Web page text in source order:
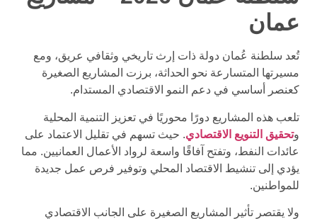
عمان
تُعد سلطنة عُمان دولة ذات إرث تاريخي وثقافي عريق، ومع
مسيرتها المتسارعة نحو الحداثة، برزت المشاريع الصغيرة
كعنصر أساسي في دعم النمو الاقتصادي المستدام.
تلعب هذه المشاريع دورًا محوريًا في تعزيز التنمية المحلية
وتحقيق التنويع الاقتصادي. حيث تسهم في تقليل الاعتماد على
عائدات النفط، وتفتح آفاقًا واسعة لرواد الأعمال العمانيين. مما
يؤدي إلى تنشيط الاقتصاد المحلي وتوفير فرص عمل جديدة
للمواطنين.
ولا يقتصر تأثير المشاريع الصغيرة على الجانب الاقتصادي